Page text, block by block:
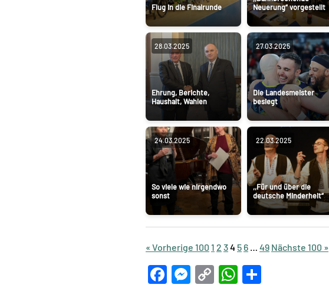
Flug in die Finalrunde
Neuerung“ vorgestellt
28.03.2025
Ehrung, Berichte,
Haushalt, Wahlen
27.03.2025
Die Landesmeister
besiegt
24.03.2025
So viele wie nirgendwo
sonst
22.03.2025
,,Für und über die
deutsche Minderheit“
« Vorherige 100 1 2 34 5 6 … 49 Nächste 100 »
Facebook
Messenger
CopyWhatsApp